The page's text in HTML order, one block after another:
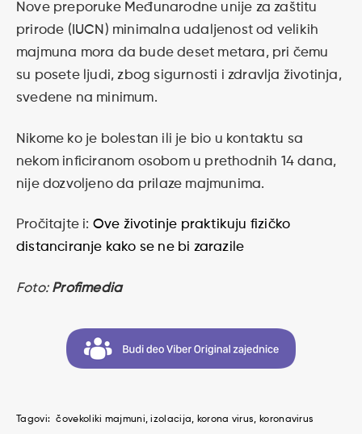
Nove preporuke Međunarodne unije za zaštitu
prirode (IUCN) minimalna udaljenost od velikih
majmuna mora da bude deset metara, pri čemu
su posete ljudi, zbog sigurnosti i zdravlja životinja,
svedene na minimum.
Nikome ko je bolestan ili je bio u kontaktu sa
nekom inficiranom osobom u prethodnih 14 dana,
nije dozvoljeno da prilaze majmunima.
Pročitajte i: Ove životinje praktikuju fizičko
distanciranje kako se ne bi zarazile
Foto: Profimedia
Tagovi: čovekoliki majmuni izolacija korona virus koronavirus